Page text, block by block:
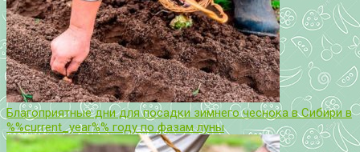
Благоприятные дни для посадки зимнего чеснока в Сибири в
%%current_year%% году по фазам луны